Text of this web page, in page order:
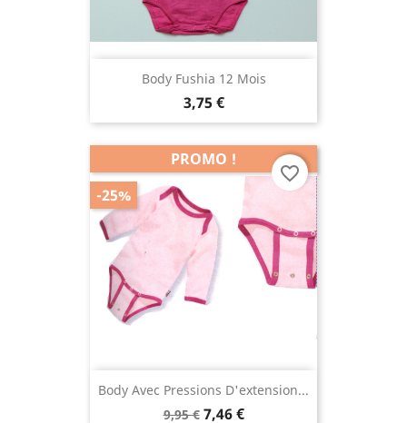
Body Fushia 12 Mois
3,75 €
Body Avec Pressions D'extension...
9,95 € 7,46 €
PROMO !
-25%
favorite_border